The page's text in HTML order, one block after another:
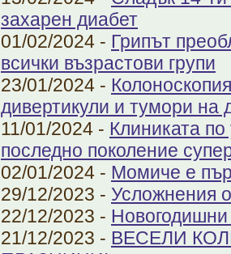
захарен диабет
01/02/2024 - Грипът
всички възрастови групи
23/01/2024 -
дивертикули и тумори на
11/01/2024 - Клиниката
последно поколение
02/01/2024 - Момиче е
29/12/2023 - Усложнения
22/12/2023 -
21/12/2023 - ВЕСЕЛИ